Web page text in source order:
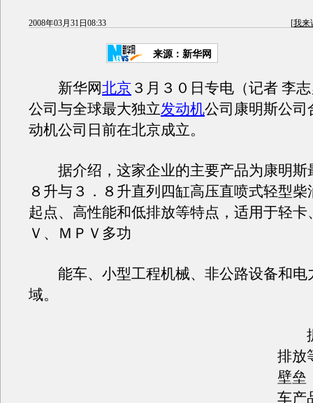
2008年03月31日08:33 [我来
来源：新华网
新华网北京 ３月３０日专电（记者 李
公司与全球最大独立发动机公司康明斯公司
动机公司日前在北京成立。
据介绍，这家企业的主要产品为康明斯
８升与３．８升直列四缸高压直喷式轻型
起点、高性能和低排放等特点，适用于轻卡
Ｖ、ＭＰＶ多功
能车、小型工程机械、非公路设备和电
域。
据
排放
壁垒
车产